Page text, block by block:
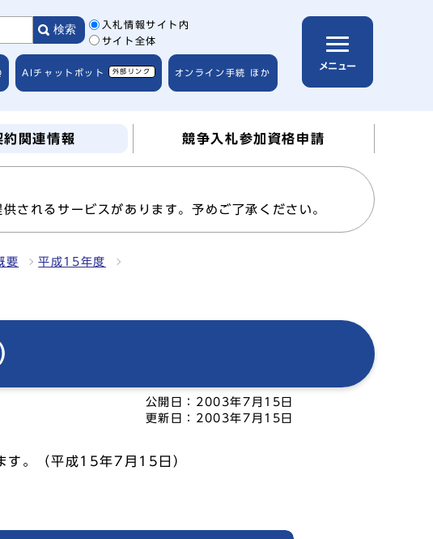
検索 サイト内検索の範囲
入札情報サイト内
サイト全体
AIチャットボット 外部リンク オンライン手続 ほか
メニュー
約関連情報 競争入札参加資格申請
されるサービスがあります。予めご了承ください。
要 平成15年度
公開日： 2003年7月15日
更新日： 2003年7月15日
す。（平成15年7月15日）